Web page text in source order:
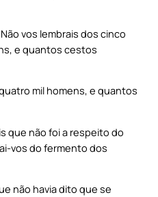
vos lembrais dos cinco
e quantos cestos
mil homens, e quantos
que não foi a respeito do
vos do fermento dos
não havia dito que se